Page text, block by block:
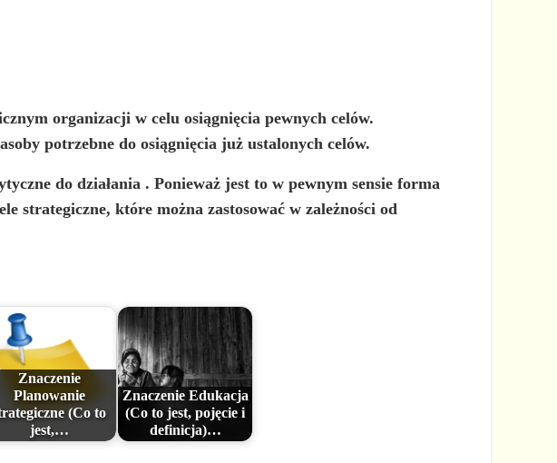
organizacji w celu osiągnięcia pewnych celów.
potrzebne do osiągnięcia już ustalonych celów.
do działania . Ponieważ jest to w pewnym sensie forma
strategiczne, które można zastosować w zależności od
Znaczenie
Planowanie
(Co to
jest,…
Znaczenie Edukacja
(Co to jest, pojęcie i
definicja)…